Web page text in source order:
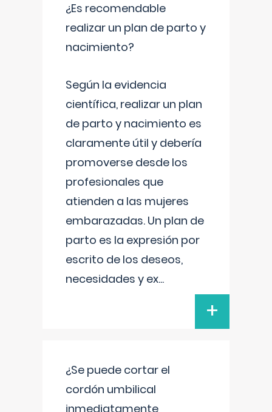
¿Es recomendable
realizar un plan de parto y
nacimiento?
Según la evidencia
científica, realizar un plan
de parto y nacimiento es
claramente útil y debería
promoverse desde los
profesionales que
atienden a las mujeres
embarazadas. Un plan de
parto es la expresión por
escrito de los deseos,
necesidades y ex...
+
¿Se puede cortar el
cordón umbilical
inmediatamente